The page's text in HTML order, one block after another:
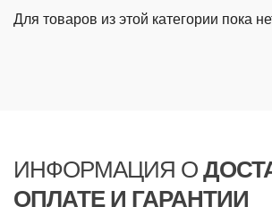
Для товаров из этой категории пока
ИНФОРМАЦИЯ О
ОПЛАТЕ И ГАРАНТИИ